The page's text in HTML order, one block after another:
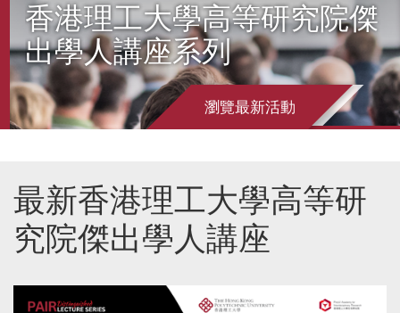
香港理工大學高等研究院傑
出學人講座系列
瀏覽最新活動
最新香港理工大學高等研
究院傑出學人講座